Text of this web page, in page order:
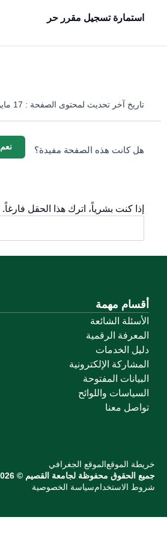
استمارة تسجيل مقرر حر
تاريخ آخر تحديث لمحتوى الصفحة : 17 مايو 2025 بتمام الساعة 10:57 مساءً
هل كانت هذه الصفحة مفيدة؟ نعم
إذا كنت بشرياً، اترك هذا الحقل فارغاً.
أقسام مهمة
الأسئلة الشائعة
المعرفة الرقمية
دليل الخدمات
المشاركة الإلكترونية
البيانات المفتوحة
السياسات واللوائح
تواصل معنا
خريطة الموقعالموقع الجغرافي
جميع الحقوق محفوظة لجامعة القصيم © 2026
شروط الاستخدامسياسة الخصوصية